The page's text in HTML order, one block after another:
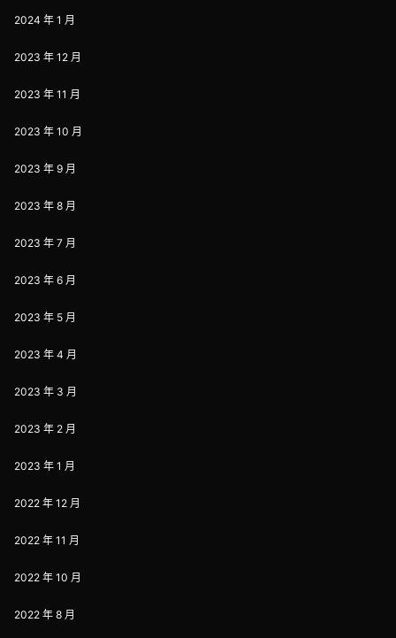
2024 年 1 月
2023 年 12 月
2023 年 11 月
2023 年 10 月
2023 年 9 月
2023 年 8 月
2023 年 7 月
2023 年 6 月
2023 年 5 月
2023 年 4 月
2023 年 3 月
2023 年 2 月
2023 年 1 月
2022 年 12 月
2022 年 11 月
2022 年 10 月
2022 年 8 月